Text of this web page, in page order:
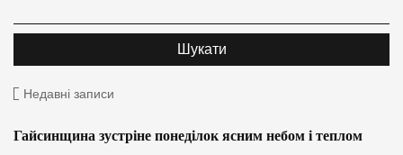
Недавні записи
Гайсинщина зустріне понеділок ясним небом і теплом